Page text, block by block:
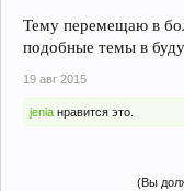
Тему перемещаю в
подобные темы в
19 авг 2015
jenia нравится это.
(Вы